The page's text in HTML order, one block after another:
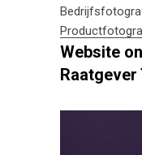
Website